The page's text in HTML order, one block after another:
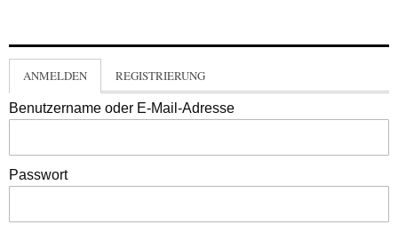
ANMELDEN REGISTRIERUNG
Benutzername oder E-Mail-Adresse
Passwort